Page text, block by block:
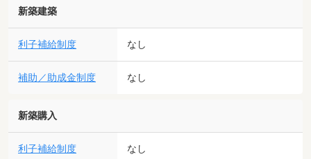
新築建築
利子補給制度 なし
補助／助成金制度 なし
新築購入
利子補給制度 なし